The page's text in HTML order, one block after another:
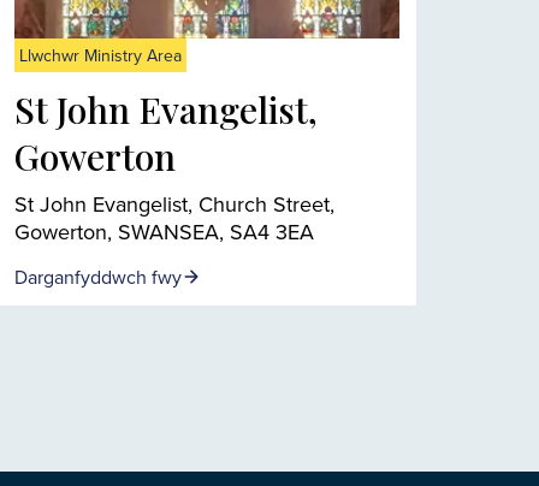
Llwchwr Ministry Area
St John Evangelist,
Gowerton
St John Evangelist, Church Street,
Gowerton, SWANSEA, SA4 3EA
Darganfyddwch fwy